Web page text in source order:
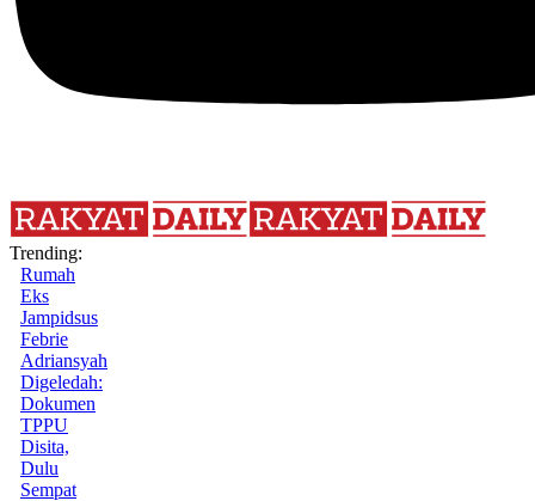
Trending:
Rumah
Eks
Jampidsus
Febrie
Adriansyah
Digeledah:
Dokumen
TPPU
Disita,
Dulu
Sempat